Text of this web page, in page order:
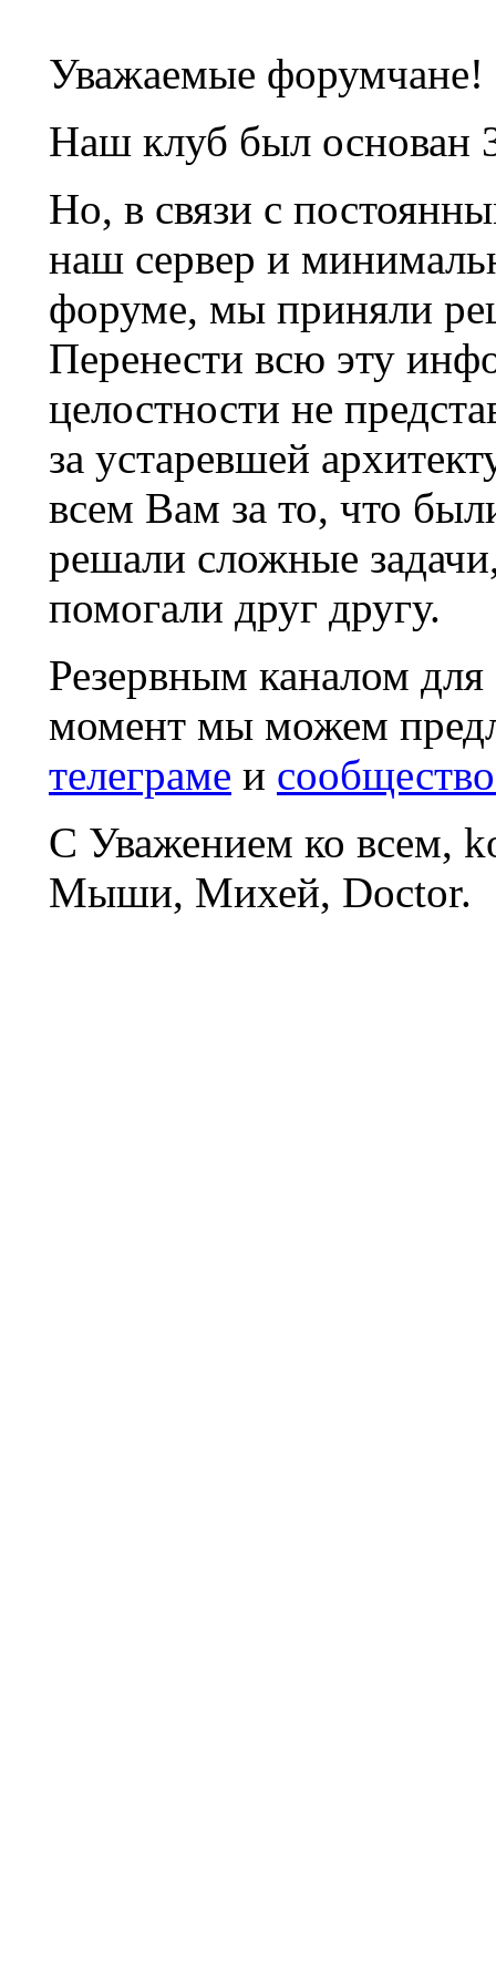
Уважаемые форумчане!
Наш клуб был основан
Но, в связи с
наш сервер и
форуме, мы приняли
Перенести всю эту
целостности не
за устаревшей
всем Вам за то, что
решали сложные
помогали друг другу.
Резервным каналом
момент мы можем
телеграме и
С Уважением ко всем,
Мыши, Михей, Doctor.